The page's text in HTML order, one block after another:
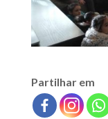
Partilhar em